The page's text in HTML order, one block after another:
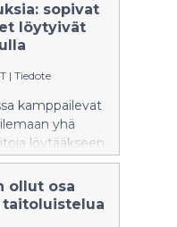
sopivat
löytyivät
| Tiedote
kamppailevat
yhä
löytääkseen
voi
ja
eivät edes
ollut osa
taitoluistelua